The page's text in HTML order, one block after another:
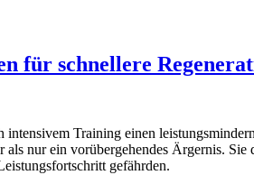
für schnellere
Training einen
nur ein vorübergehendes Ärgernis.
gefährden.